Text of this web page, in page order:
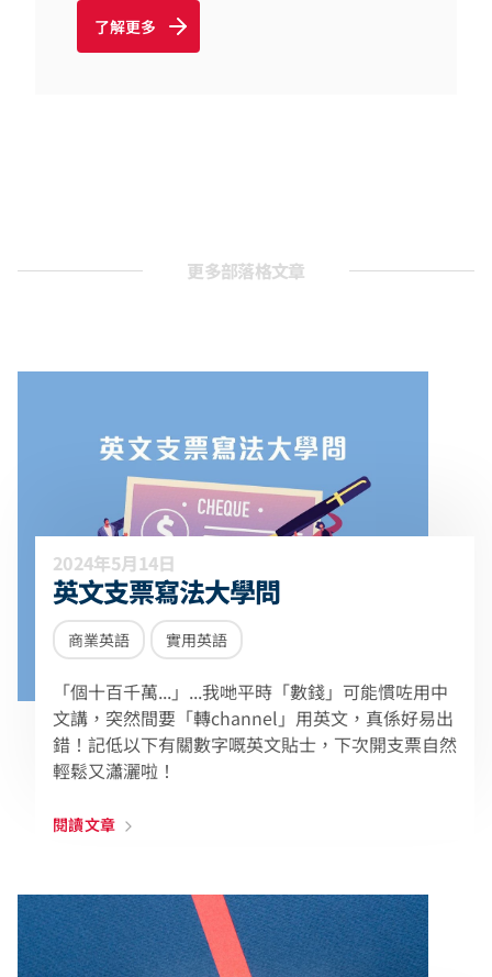
了解更多
更多部落格文章
2024年5月14日
英文支票寫法大學問
商業英語 實用英語
「個十百千萬...」...我哋平時「數錢」可能慣咗用中
文講，突然間要「轉channel」用英文，真係好易出
錯！記低以下有關數字嘅英文貼士，下次開支票自然
輕鬆又瀟灑啦！
閱讀文章